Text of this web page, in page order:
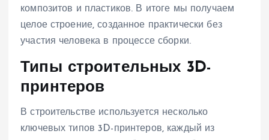
композитов и пластиков. В итоге мы получаем
целое строение, созданное практически без
участия человека в процессе сборки.
Типы строительных 3D-
принтеров
В строительстве используется несколько
ключевых типов 3D-принтеров, каждый из